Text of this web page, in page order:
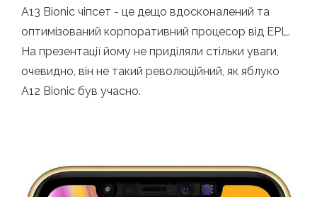
A13 Bionic чіпсет - це дещо вдосконалений та
оптимізований корпоративний процесор від EPL.
На презентації йому не приділяли стільки уваги,
очевидно, він не такий революційний, як яблуко
A12 Bionic був учасно.